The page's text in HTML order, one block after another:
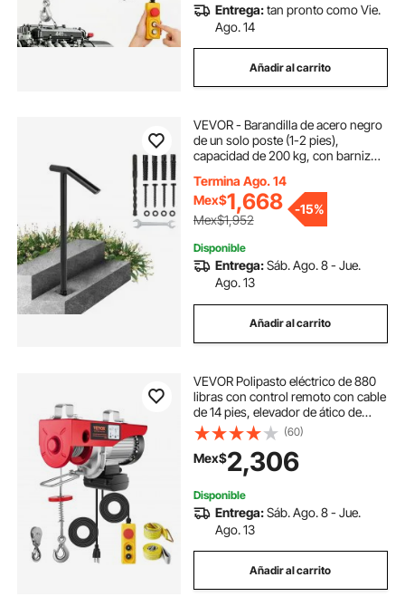
Entrega:tan pronto como Vie.
Ago. 14
Añadir al carrito
VEVOR - Barandilla de acero negro
de un solo poste (1-2 pies),
capacidad de 200 kg, con barniz
exterior, con pernos de expansión y
broca.
Termina Ago. 14
Mex$1,668
Mex$1,952
-15%
Disponible
Entrega:Sáb. Ago. 8 - Jue.
Ago. 13
Añadir al carrito
VEVOR Polipasto eléctrico de 880
libras con control remoto con cable
de 14 pies, elevador de ático de
polipasto eléctrico de 110 V, altura
de elevación de 20-40 pies para
fábrica de almacén de ático de
(60)
Mex$2,306
Disponible
Entrega:Sáb. Ago. 8 - Jue.
Ago. 13
Añadir al carrito